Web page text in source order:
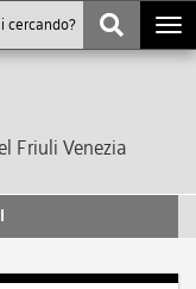
Friuli Venezia